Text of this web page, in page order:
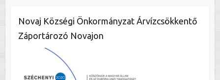
Novaj Községi Önkormányzat Árvízcsökkentő
Záportározó Novajon